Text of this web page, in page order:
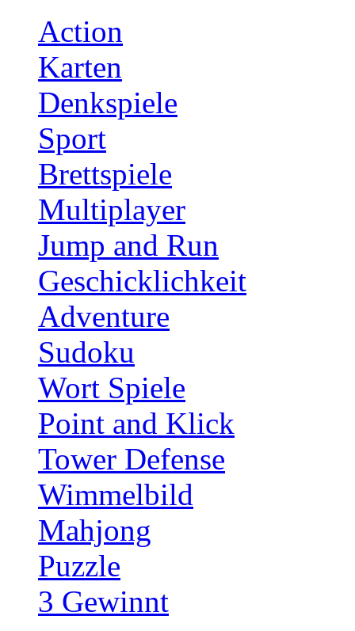
Action
Karten
Denkspiele
Sport
Brettspiele
Multiplayer
Jump and Run
Geschicklichkeit
Adventure
Sudoku
Wort Spiele
Point and Klick
Tower Defense
Wimmelbild
Mahjong
Puzzle
3 Gewinnt